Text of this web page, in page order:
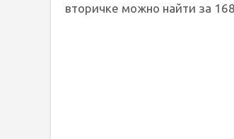
вторичке можно найти за